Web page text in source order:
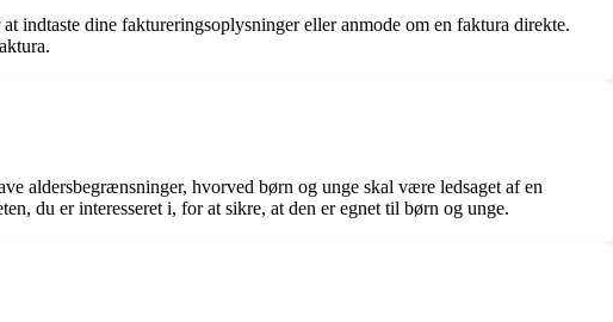
indtaste dine faktureringsoplysninger eller anmode om en faktura direkte.
aldersbegrænsninger, hvorved børn og unge skal være ledsaget af en
du er interesseret i, for at sikre, at den er egnet til børn og unge.